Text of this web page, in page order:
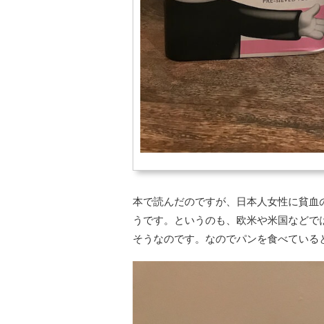
本で読んだのですが、日本人女性に貧
うです。というのも、欧米や米国など
そうなのです。なのでパンを食べている